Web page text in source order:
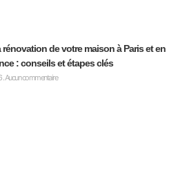
rénovation de votre maison à Paris et en
: conseils et étapes clés
Aucun commentaire